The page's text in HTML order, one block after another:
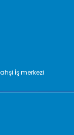
İş merkezi